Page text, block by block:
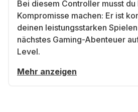
Bei diesem Controller musst du
Kompromisse machen: Er ist
deinen leistungsstarken
nächstes Gaming-Abenteuer
Level.
Mehr anzeigen